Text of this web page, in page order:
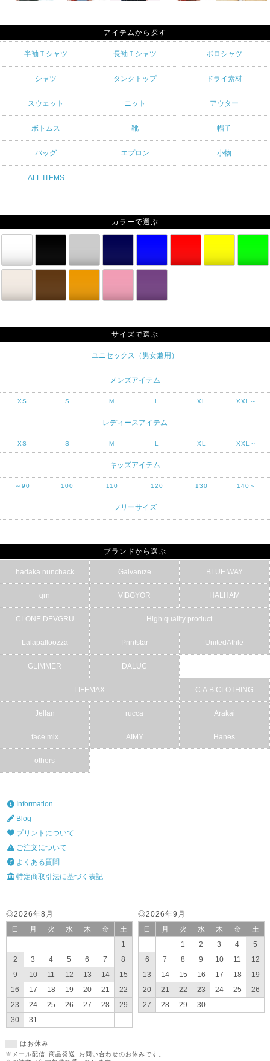
アイテムから探す
半袖Ｔシャツ 長袖Ｔシャツ ポロシャツ
シャツ タンクトップ ドライ素材
スウェット ニット アウター
ボトムス 靴 帽子
バッグ エプロン 小物
ALL ITEMS
カラーで選ぶ
サイズで選ぶ
ユニセックス（男女兼用）
メンズアイテム
XS S M L XL XXL～
レディースアイテム
XS S M L XL XXL～
キッズアイテム
～90 100 110 120 130 140～
フリーサイズ
ブランドから選ぶ
hadaka nunchack Galvanize BLUE WAY
grn VIBGYOR HALHAM
CLONE DEVGRU High quality product
Lalapalloozza Printstar UnitedAthle
GLIMMER DALUC
LIFEMAX C.A.B.CLOTHING
Jellan rucca Arakai
face mix AIMY Hanes
others
Information
Blog
プリントについて
ご注文について
よくある質問
特定商取引法に基づく表記
◎2026年9月
日
月 火 水 木 金
土
1
2 3 4
5
6
7 8 9 10 11
12
13
14 15 16 17 18
19
20
21 22 23 24 25
26
27
28 29 30
◎2026年8月
日
月 火 水 木 金
土
1
2
3 4 5 6 7
8
9
10 11 12 13 14
15
16
17 18 19 20 21
22
23
24 25 26 27 28
29
30
31
はお休み
※メール配信･商品発送･お問い合わせのお休みです。